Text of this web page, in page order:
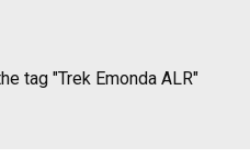
tag "Trek Emonda ALR"